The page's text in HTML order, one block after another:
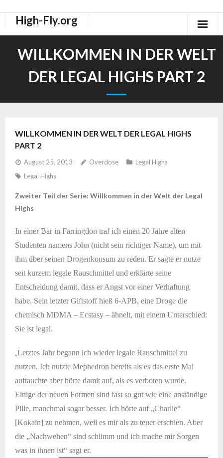
High-Fly.org
High-Fly Legal Highs Szeneblog
WILLKOMMEN IN DER WELT
DER LEGAL HIGHS PART 2
WILLKOMMEN IN DER WELT DER LEGAL HIGHS
PART 2
August 25, 2013 Overdose
Legal Highs
Legal Highs
Zweiter Teil der Serie: Willkommen in der Welt der Legal
Highs
In einer Bar in Farringdon traf ich einen 20 Jahre alten
Studenten namens John (nicht sein richtiger Name), um mit
ihm über seinen Drogenkonsum zu reden. Er sagte er nutze
seit kurzem legale Rauschmittel und erklärte seine
Entscheidung damit, dass er Angst vor einer Verhaftung
habe. Sein letzter Giftstoff hieß 6-APB, eine Droge die
chemisch MDMA – Ecstasy – ähnelt, mit einem Unterschied:
Sie ist legal.
„Letztes Jahr begann ich wieder legale Rauschmittel zu
nutzen. Ich nutzte Mephedron bereits als es das erste Mal
auftauchte aber hörte damit auf, als es verboten wurde.
Einige der neuen Formen sind fast so gut wie eine anständige
Pille, manchmal sogar besser. Ich hörte auf „Charlie“
[Kokain] zu nehmen, weil es mir als zu teuer erschien. Aber
die „Nachwehen“ sind schlimm und ich mache mir Sorgen
was in ihnen ist“ sagt er.